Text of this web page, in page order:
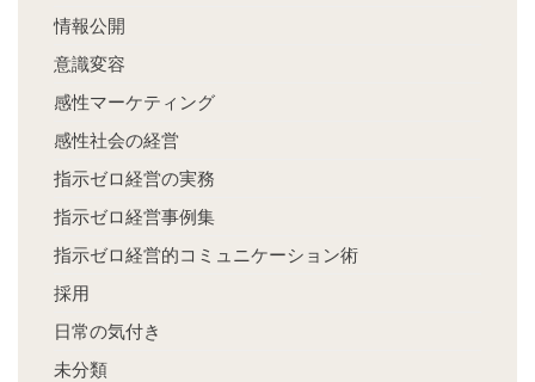
情報公開
意識変容
感性マーケティング
感性社会の経営
指示ゼロ経営の実務
指示ゼロ経営事例集
指示ゼロ経営的コミュニケーション術
採用
日常の気付き
未分類